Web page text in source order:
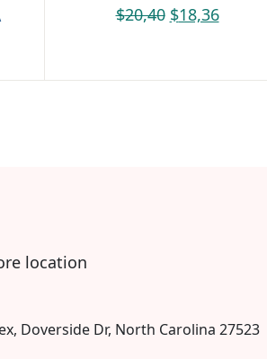
$20,40 $18,36
location
Doverside Dr, North Carolina 27523